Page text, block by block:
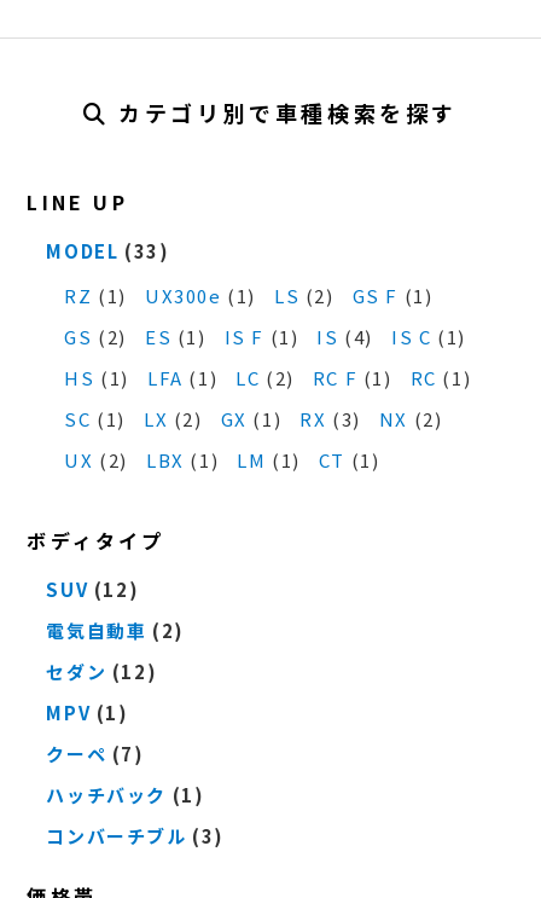
カテゴリ別で車種検索を探す
LINE UP
MODEL (33)
RZ (1) UX300e (1) LS (2) GS F (1)
GS (2) ES (1) IS F (1) IS (4) IS C (1)
HS (1) LFA (1) LC (2) RC F (1) RC (1)
SC (1) LX (2) GX (1) RX (3) NX (2)
UX (2) LBX (1) LM (1) CT (1)
ボディタイプ
SUV (12)
電気自動車 (2)
セダン (12)
MPV (1)
クーペ (7)
ハッチバック (1)
コンバーチブル (3)